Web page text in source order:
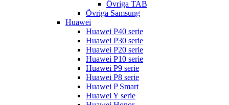
Övriga TAB
Övriga Samsung
Huawei
Huawei P40 serie
Huawei P30 serie
Huawei P20 serie
Huawei P10 serie
Huawei P9 serie
Huawei P8 serie
Huawei P Smart
Huawei Y serie